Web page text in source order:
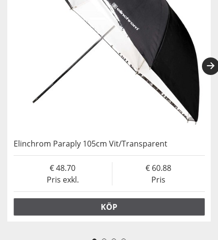
Elinchrom Paraply 105cm Vit/Transparent
Pris exkl.
48.70
Pris
60.88
KÖP